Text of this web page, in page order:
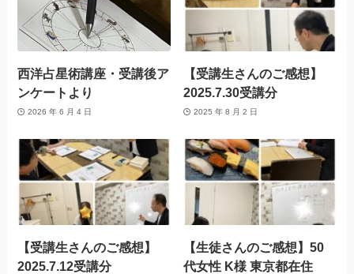
西洋占星術講座・受講後ア
ンケートより
2026 年 6 月 4 日
【受講生さんのご感想】
2025.7.30受講分
2025 年 8 月 2 日
【受講生さんのご感想】
2025.7.12受講分
【生徒さんのご感想】50
代女性 K様 東京都在住